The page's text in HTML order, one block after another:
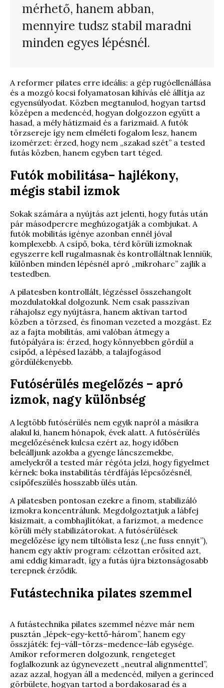
mérhető, hanem abban,
mennyire tudsz stabil maradni
minden egyes lépésnél.
A reformer pilates erre ideális: a gép rugóellenállása
és a mozgó kocsi folyamatosan kihívás elé állítja az
egyensúlyodat. Közben megtanulod, hogyan tartsd
középen a medencéd, hogyan dolgozzon együtt a
hasad, a mély hátizmaid és a farizmaid. A futók
törzsereje így nem elméleti fogalom lesz, hanem
izomérzet: érzed, hogy nem „szakad szét” a tested
futás közben, hanem egyben tart téged.
Futók mobilitása– hajlékony,
mégis stabil izmok
Sokak számára a nyújtás azt jelenti, hogy futás után
pár másodpercre meghúzogatják a combjukat. A
futók mobilitás igénye azonban ennél jóval
komplexebb. A csípő, boka, térd körüli izmoknak
egyszerre kell rugalmasnak és kontrolláltnak lenniük,
különben minden lépésnél apró „mikroharc” zajlik a
testedben.
A pilatesben kontrollált, légzéssel összehangolt
mozdulatokkal dolgozunk. Nem csak passzívan
ráhajolsz egy nyújtásra, hanem aktívan tartod
közben a törzsed, és finoman vezeted a mozgást. Ez
az a fajta mobilitás, ami valóban átmegy a
futópályára is: érzed, hogy könnyebben gördül a
csípőd, a lépésed lazább, a talajfogásod
gördülékenyebb.
Futósérülés megelőzés – apró
izmok, nagy különbség
A legtöbb futósérülés nem egyik napról a másikra
alakul ki, hanem hónapok, évek alatt. A futósérülés
megelőzésének kulcsa ezért az, hogy időben
beleálljunk azokba a gyenge láncszemekbe,
amelyekről a tested már régóta jelzi, hogy figyelmet
kérnek: boka instabilitás térdfájás lépcsőzésnél,
csípőfeszülés hosszabb ülés után.
A pilatesben pontosan ezekre a finom, stabilizáló
izmokra koncentrálunk. Megdolgoztatjuk a lábfej
kisizmait, a combhajlítókat, a farizmot, a medence
körüli mély stabilizátorokat. A futósérülések
megelőzése így nem tiltólista lesz („ne fuss ennyit”),
hanem egy aktív program: célzottan erősíted azt,
ami eddig kimaradt, így a futás újra biztonságosabb
terepnek érződik.
Futástechnika pilates szemmel
A futástechnika pilates szemmel nézve már nem
pusztán „lépek-egy-kettő-három”, hanem egy
összjáték: fej–váll–törzs–medence–láb egysége.
Amikor reformeren dolgozunk, rengeteget
foglalkozunk az úgynevezett „neutral alignmenttel”,
azaz azzal, hogyan áll a medencéd, milyen a gerinced
görbülete, hogyan tartod a bordakosarad és a